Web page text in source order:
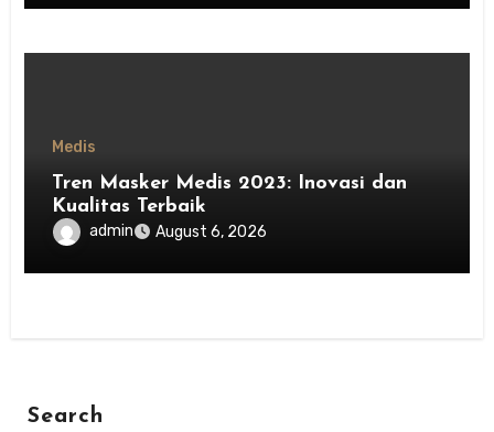
Medis
Tren Masker Medis 2023: Inovasi dan
Kualitas Terbaik
admin August 6, 2026
Search